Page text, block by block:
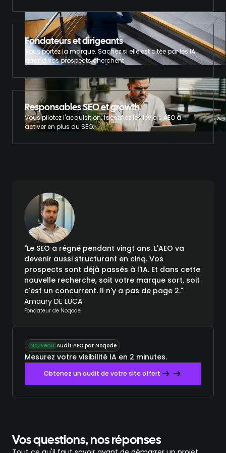
Fondateurs et dirigeants
Vous portez la marque. Sachez si elle est citée par les IA
quand vos prospects cherchent.
Responsables SEO et growth
Vous pilotez l'acquisition. Identifiez les leviers AEO à
activer en plus du SEO.
"Le SEO a régné pendant vingt ans. L'AEO va
devenir aussi structurant en cinq. Vos
prospects sont déjà passés à l'IA. Et dans cette
nouvelle recherche, soit votre marque sort, soit
c'est un concurrent. Il n'y a pas de page 2."
Amaury DE LUCA
Fondateur de Noqode
Nouveau Audit AEO par Noqode
Mesurez votre visibilité IA en 2 minutes.
Obtenez un audit de votre site offert
Vos questions, nos réponses